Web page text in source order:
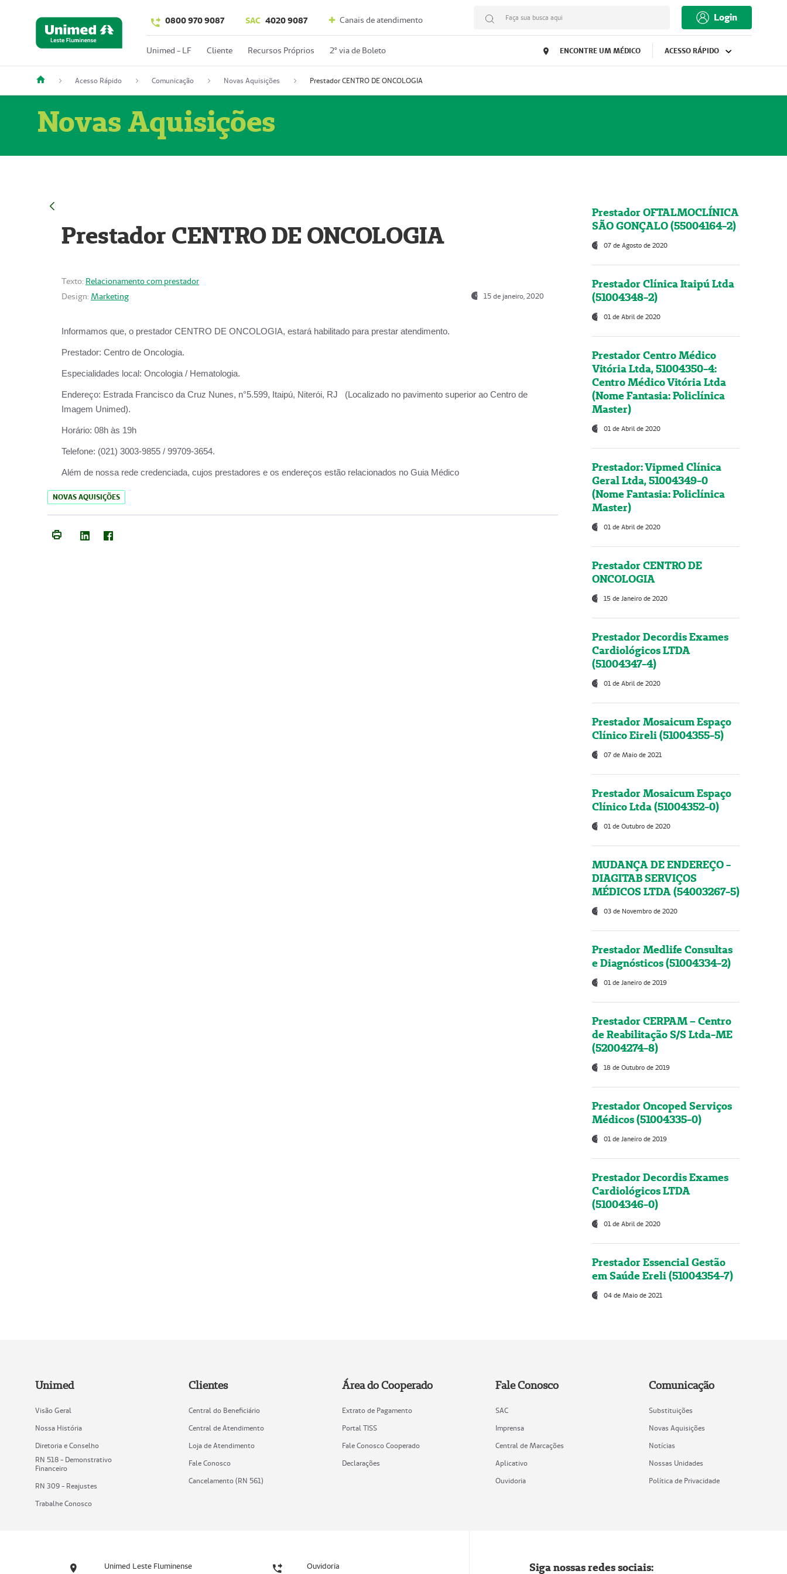
0800 970 9087 SAC 4020 9087 Canais de atendimento Faça sua busca aqui Login
Unimed - LF Cliente Recursos Próprios 2º via de Boleto ENCONTRE UM MÉDICO ACESSO RÁPIDO
Acesso Rápido Comunicação Novas Aquisições Prestador CENTRO DE ONCOLOGIA
Novas Aquisições
Prestador CENTRO DE ONCOLOGIA
Texto: Relacionamento com prestador
Design: Marketing 15 de janeiro, 2020
Informamos que, o prestador CENTRO DE ONCOLOGIA, estará habilitado para prestar atendimento.
Prestador: Centro de Oncologia.
Especialidades local: Oncologia / Hematologia.
Endereço: Estrada Francisco da Cruz Nunes, n°5.599, Itaipú, Niterói, RJ (Localizado no pavimento superior ao Centro de
Imagem Unimed).
Horário: 08h às 19h
Telefone: (021) 3003-9855 / 99709-3654.
Além de nossa rede credenciada, cujos prestadores e os endereços estão relacionados no Guia Médico
NOVAS AQUISIÇÕES
Prestador OFTALMOCLÍNICA
SÃO GONÇALO (55004164-2)
07 de Agosto de 2020
Prestador Clínica Itaipú Ltda
(51004348-2)
01 de Abril de 2020
Prestador Centro Médico
Vitória Ltda, 51004350-4:
Centro Médico Vitória Ltda
(Nome Fantasia: Policlínica
Master)
01 de Abril de 2020
Prestador: Vipmed Clínica
Geral Ltda, 51004349-0
(Nome Fantasia: Policlínica
Master)
01 de Abril de 2020
Prestador CENTRO DE
ONCOLOGIA
15 de Janeiro de 2020
Prestador Decordis Exames
Cardiológicos LTDA
(51004347-4)
01 de Abril de 2020
Prestador Mosaicum Espaço
Clínico Eireli (51004355-5)
07 de Maio de 2021
Prestador Mosaicum Espaço
Clínico Ltda (51004352-0)
01 de Outubro de 2020
MUDANÇA DE ENDEREÇO -
DIAGITAB SERVIÇOS
MÉDICOS LTDA (54003267-5)
03 de Novembro de 2020
Prestador Medlife Consultas
e Diagnósticos (51004334-2)
01 de Janeiro de 2019
Prestador CERPAM – Centro
de Reabilitação S/S Ltda-ME
(52004274-8)
18 de Outubro de 2019
Prestador Oncoped Serviços
Médicos (51004335-0)
01 de Janeiro de 2019
Prestador Decordis Exames
Cardiológicos LTDA
(51004346-0)
01 de Abril de 2020
Prestador Essencial Gestão
em Saúde Ereli (51004354-7)
04 de Maio de 2021
Unimed
Visão Geral
Nossa História
Diretoria e Conselho
RN 518 - Demonstrativo
Financeiro
RN 309 - Reajustes
Trabalhe Conosco
Clientes
Central do Beneficiário
Central de Atendimento
Loja de Atendimento
Fale Conosco
Cancelamento (RN 561)
Área do Cooperado
Extrato de Pagamento
Portal TISS
Fale Conosco Cooperado
Declarações
Fale Conosco
SAC
Imprensa
Central de Marcações
Aplicativo
Ouvidoria
Comunicação
Substituições
Novas Aquisições
Notícias
Nossas Unidades
Política de Privacidade
Unimed Leste Fluminense Ouvidoria Siga nossas redes sociais: